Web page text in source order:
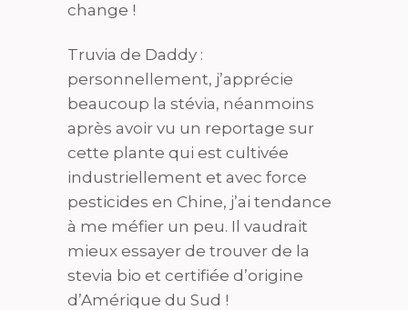
change !
Truvia de Daddy :
personnellement, j’apprécie
beaucoup la stévia, néanmoins
après avoir vu un reportage sur
cette plante qui est cultivée
industriellement et avec force
pesticides en Chine, j’ai tendance
à me méfier un peu. Il vaudrait
mieux essayer de trouver de la
stevia bio et certifiée d’origine
d’Amérique du Sud !